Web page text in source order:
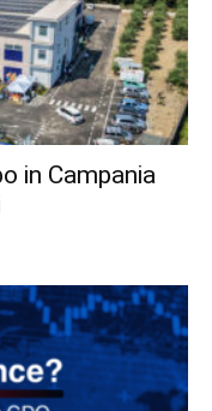
in Campania